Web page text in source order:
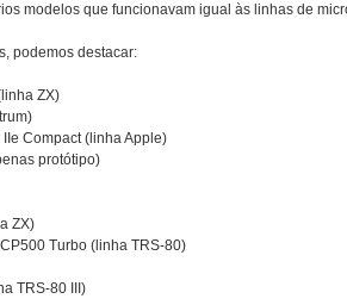
modelos que funcionavam igual às linhas de
podemos destacar:
ZX)
Compact (linha Apple)
protótipo)
ZX)
Turbo (linha TRS-80)
TRS-80 III)